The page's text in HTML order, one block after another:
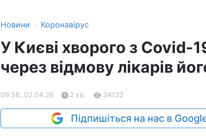
Новини › Коронавірус
У Києві хворого з Covid-
через відмову лікарів
09:56, 02.04.20 2 хв. 34132
Підпишіться на нас в